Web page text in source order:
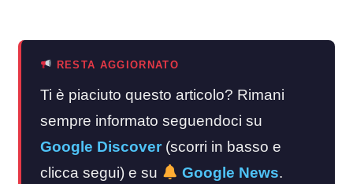
RESTA AGGIORNATO
Ti è piaciuto questo articolo? Rimani
sempre informato seguendoci su
Google Discover (scorri in basso e
clicca segui) e su
Google News.